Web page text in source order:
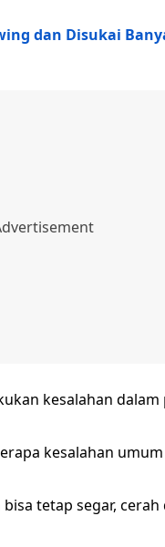
dan Disukai
kesalahan
kesalahan
tetap segar,